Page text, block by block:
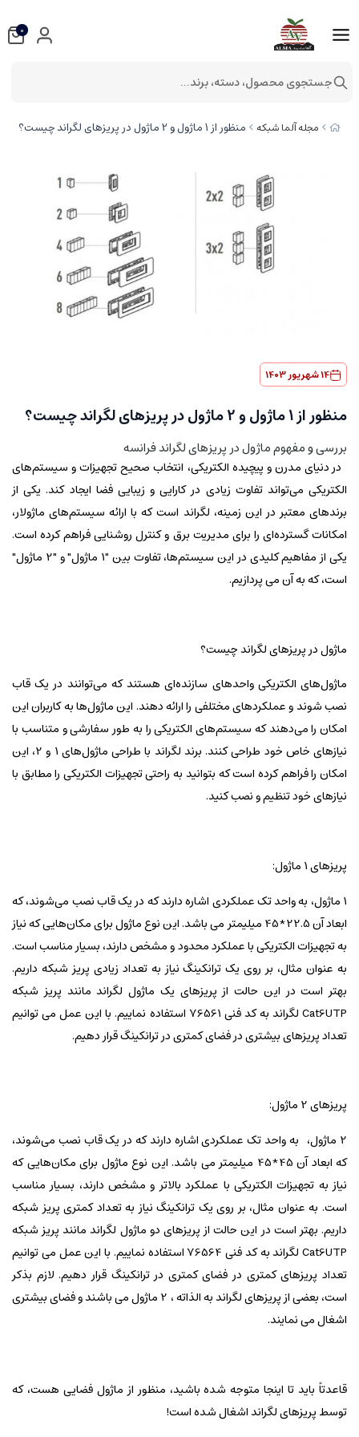
مجله آلما شبکه منظور از 1 ماژول و 2 ماژول در پریزهای لگراند چیست؟
14 شهریور 1403
منظور از 1 ماژول و 2 ماژول در پریزهای لگراند چیست؟
بررسی و مفهوم ماژول در پریزهای لگراند فرانسه
در دنیای مدرن و پیچیده الکتریکی، انتخاب صحیح تجهیزات و سیستم‌های
الکتریکی می‌تواند تفاوت زیادی در کارایی و زیبایی فضا ایجاد کند. یکی از
برندهای معتبر در این زمینه، لگراند است که با ارائه سیستم‌های ماژولار،
امکانات گسترده‌ای را برای مدیریت برق و کنترل روشنایی فراهم کرده است.
یکی از مفاهیم کلیدی در این سیستم‌ها، تفاوت بین "1 ماژول" و "2 ماژول"
است، که به آن می پردازیم.
ماژول در پریزهای لگراند چیست؟
ماژول‌های الکتریکی واحدهای سازنده‌ای هستند که می‌توانند در یک قاب
نصب شوند و عملکردهای مختلفی را ارائه دهند. این ماژول‌ها به کاربران این
امکان را می‌دهند که سیستم‌های الکتریکی را به طور سفارشی و متناسب با
نیازهای خاص خود طراحی کنند. برند لگراند با طراحی ماژول‌های 1 و 2، این
امکان را فراهم کرده است که بتوانید به راحتی تجهیزات الکتریکی را مطابق با
نیازهای خود تنظیم و نصب کنید.
پریزهای 1 ماژول:
1 ماژول‌، به واحد تک عملکردی اشاره دارند که در یک قاب نصب می‌شوند، که
ابعاد آن 22.5*45 میلیمتر می باشد. این نوع ماژول برای مکان‌هایی که نیاز
به تجهیزات الکتریکی با عملکرد محدود و مشخص دارند، بسیار مناسب است.
به عنوان مثال، بر روی یک ترانکینگ نیاز به تعداد زیادی پریز شبکه داریم.
بهتر است در این حالت از پریزهای یک ماژول لگراند مانند پریز شبکه
Cat6UTP لگراند به کد فنی 76561 استفاده نماییم. با این عمل می توانیم
تعداد پریزهای بیشتری در فضای کمتری در ترانکینگ قرار دهیم.
پریزهای 2 ماژول:
2 ماژول‌، به واحد تک عملکردی اشاره دارند که در یک قاب نصب می‌شوند،
که ابعاد آن 45*45 میلیمتر می باشد. این نوع ماژول برای مکان‌هایی که
نیاز به تجهیزات الکتریکی با عملکرد بالاتر و مشخص دارند، بسیار مناسب
است. به عنوان مثال، بر روی یک ترانکینگ نیاز به تعداد کمتری پریز شبکه
داریم. بهتر است در این حالت از پریزهای دو ماژول لگراند مانند پریز شبکه
Cat6UTP لگراند به کد فنی 76564 استفاده نماییم. با این عمل می توانیم
تعداد پریزهای کمتری در فضای کمتری در ترانکینگ قرار دهیم. لازم بذکر
است، بعضی از پریزهای لگراند به الذاته ، 2 ماژول می باشند و فضای بیشتری
اشغال می نمایند.
قاعدتاً باید تا اینجا متوجه شده باشید، منظور از ماژول فضایی هست، که
توسط پریزهای لگراند اشغال شده است!
0
جستجوی محصول، دسته، برند...